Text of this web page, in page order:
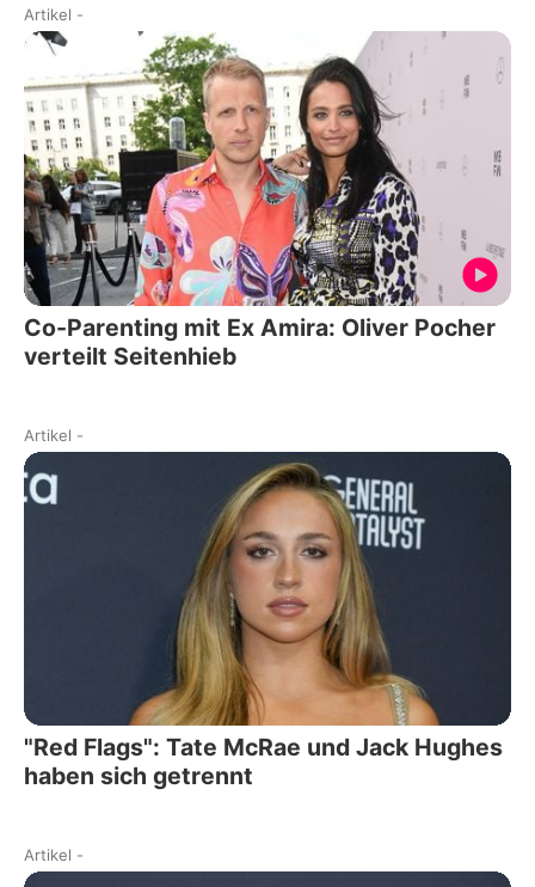
Artikel -
Co-Parenting mit Ex Amira: Oliver Pocher
verteilt Seitenhieb
Artikel -
"Red Flags": Tate McRae und Jack Hughes
haben sich getrennt
Artikel -